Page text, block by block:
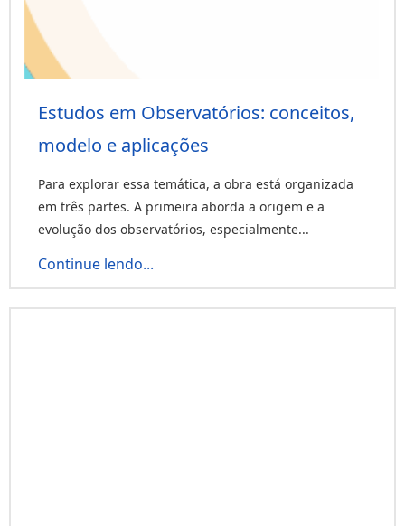
Estudos em Observatórios: conceitos,
modelo e aplicações
Para explorar essa temática, a obra está organizada
em três partes. A primeira aborda a origem e a
evolução dos observatórios, especialmente...
Continue lendo...